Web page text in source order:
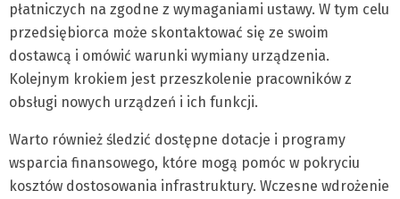
płatniczych na zgodne z wymaganiami ustawy. W tym celu
przedsiębiorca może skontaktować się ze swoim
dostawcą i omówić warunki wymiany urządzenia.
Kolejnym krokiem jest przeszkolenie pracowników z
obsługi nowych urządzeń i ich funkcji.
Warto również śledzić dostępne dotacje i programy
wsparcia finansowego, które mogą pomóc w pokryciu
kosztów dostosowania infrastruktury. Wczesne wdrożenie